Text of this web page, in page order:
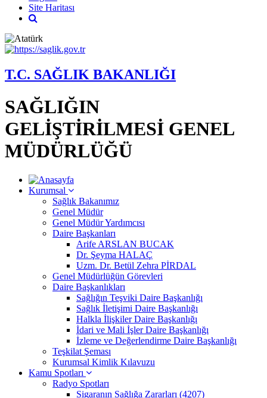
Site Haritası
T.C. SAĞLIK BAKANLIĞI
SAĞLIĞIN
GELİŞTİRİLMESİ GENEL
MÜDÜRLÜĞÜ
Kurumsal
Sağlık Bakanımız
Genel Müdür
Genel Müdür Yardımcısı
Daire Başkanları
Arife ARSLAN BUCAK
Dr. Şeyma HALAÇ
Uzm. Dr. Betül Zehra PİRDAL
Genel Müdürlüğün Görevleri
Daire Başkanlıkları
Sağlığın Teşviki Daire Başkanlığı
Sağlık İletişimi Daire Başkanlığı
Halkla İlişkiler Daire Başkanlığı
İdari ve Mali İşler Daire Başkanlığı
İzleme ve Değerlendirme Daire Başkanlığı
Teşkilat Şeması
Kurumsal Kimlik Kılavuzu
Kamu Spotları
Radyo Spotları
Sigaranın Sağlığa Zararları (4207)